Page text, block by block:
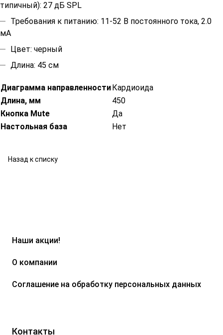
типичный): 27 дБ SPL
Требования к питанию: 11-52 В постоянного тока, 2.0
мА
Цвет: черный
Длина: 45 см
Диаграмма направленности Кардиоида
Длина, мм
450
Кнопка Mute
Да
Настольная база
Нет
Назад к списку
Наши акции!
О компании
Соглашение на обработку персональных данных
Контакты